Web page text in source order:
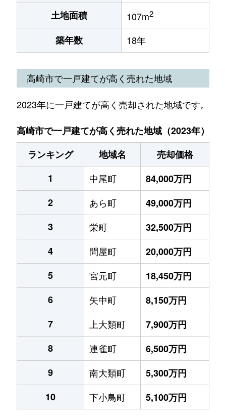
土地面積 107m2
築年数 18年
高崎市で一戸建てが高く売れた地域
2023年に一戸建てが高く売却された地域です。
高崎市で一戸建てが高く売れた地域（2023年）
ランキング
地域名
売却価格
1
中尾町
84,000万円
2
あら町
49,000万円
3
栄町
32,500万円
4
問屋町
20,000万円
5
宮元町
18,450万円
6
矢中町
8,150万円
7
上大類町
7,900万円
8
連雀町
6,500万円
9
南大類町
5,300万円
10
下小鳥町 5,100万円